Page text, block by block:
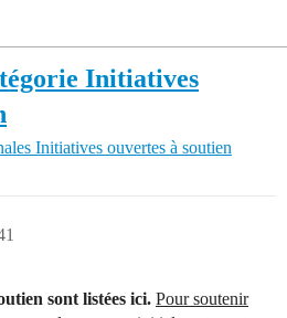
Initiatives
Initiatives ouvertes à soutien
sont listées ici. Pour soutenir